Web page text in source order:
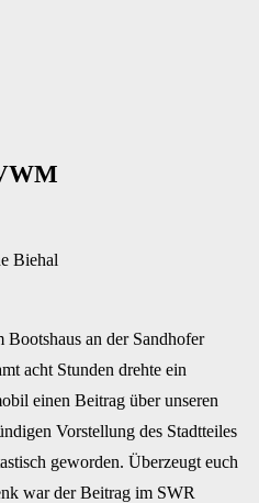
Biehal
an der Sandhofer
acht Stunden drehte ein
einen Beitrag über unseren
Vorstellung des Stadtteiles
geworden. Überzeugt euch
war der Beitrag im SWR